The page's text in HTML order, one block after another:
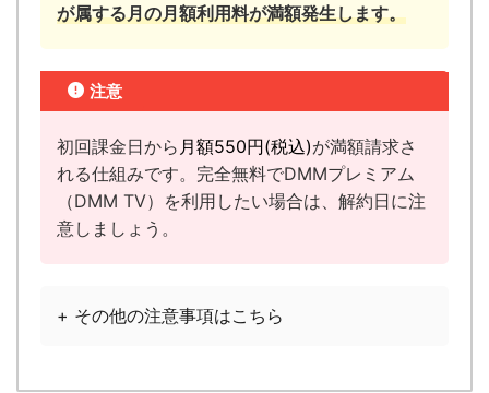
が属する月の月額利用料が満額発生します。
注意
初回課金日から 月額550円(税込)が満額請求さ
れる仕組みです。完全無料でDMMプレミアム
（DMM TV）を利用したい場合は、解約日に注
意しましょう。
+ その他の注意事項はこちら